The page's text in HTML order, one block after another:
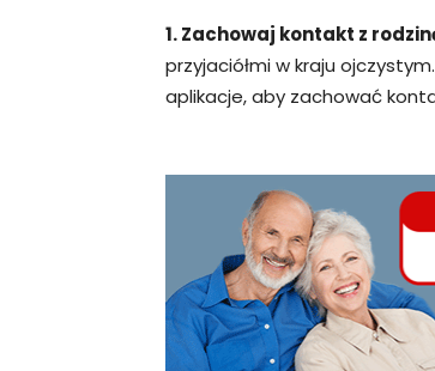
1. Zachowaj kontakt z
przyjaciółmi w kraju
aplikacje, aby zachować